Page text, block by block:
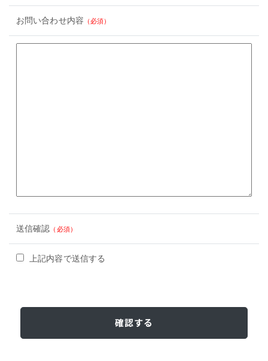
お問い合わせ内容 （必須）
送信確認 （必須）
上記内容で送信する